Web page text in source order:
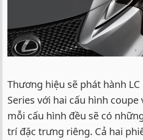
Thương hiệu sẽ phát hành
Series với hai cấu hình coupe
mỗi cấu hình đều sẽ có
trí đặc trưng riêng. Cả hai